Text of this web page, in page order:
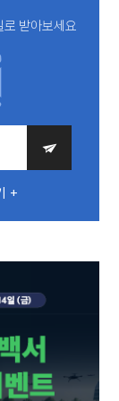
받아보세요
+